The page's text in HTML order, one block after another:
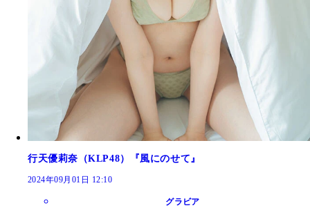
行天優莉奈（KLP48）『風にのせて』
2024年09月01日 12:10
グラビア